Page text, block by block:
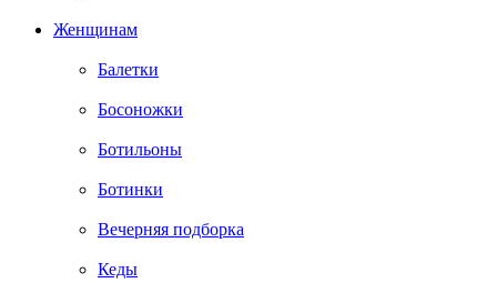
Женщинам
Балетки
Босоножки
Ботильоны
Ботинки
Вечерняя подборка
Кеды